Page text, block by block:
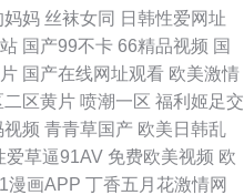
妈妈 丝袜女同 日韩性爱网址
国产99不卡 66精品视频 国
国产在线网址观看 欧美激情
二区黄片 喷潮一区 福利姬足交
视频 青青草国产 欧美日韩乱
爱草逼91AV 免费欧美视频 欧
漫画APP 丁香五月花激情网